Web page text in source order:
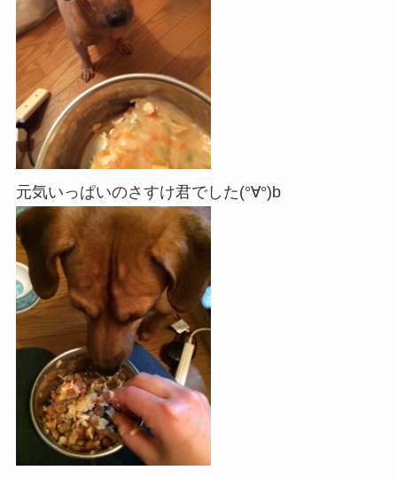
元気いっぱいのさすけ君でした(°∀°)b